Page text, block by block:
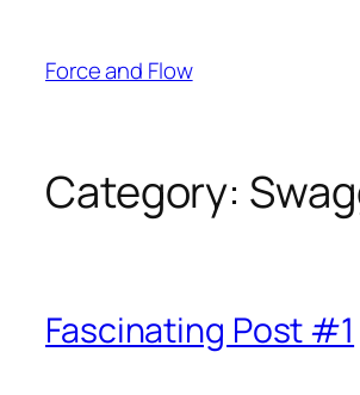
content
Force and Flow
Category:
Fascinating Post #1